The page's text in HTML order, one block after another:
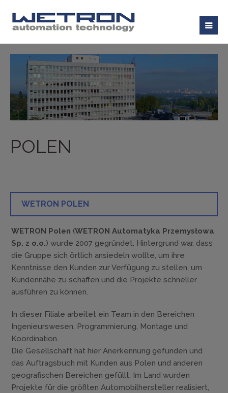
POLEN
WETRON POLEN
WETRON Polen (WETRON Automatyka Przemysłowa
Sp. z o.o.) wurde 2007 gegründet. Hintergrund war, dass
die Gruppe sich örtlich ansiedeln wollte, um ihre
Kenntnisse den Kunden zur Verfügung zu stellen, um
Kundennähe zu schaffen und die Projekte schneller
ausführen zu können.
In dieser Filiale arbeitet ein Team in den Bereichen
Ingenieurswesen, Programmierung, Montage und
Koordination.
Die Gesellschaft hat hier Anerkennung gefunden und
das Auftragsbuch mit Kunden aus Polen und anderen
geografischen Bereichen gefüllt. Im Land wurden
Projekte für die größten Automobilhersteller realisiert,